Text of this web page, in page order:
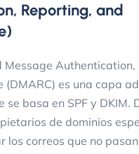
Reporting, and
Message Authentication,
(DMARC) es una capa
basa en SPF y DKIM.
de dominios
los correos que no